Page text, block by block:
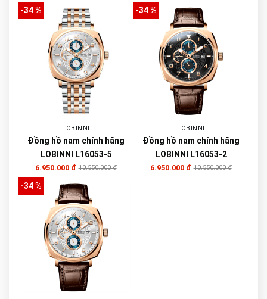
-34 %
LOBINNI
Đồng hồ nam chính hãng
LOBINNI L16053-5
6.950.000 đ 10.550.000 đ
-34 %
LOBINNI
Đồng hồ nam chính hãng
LOBINNI L16053-2
6.950.000 đ 10.550.000 đ
-34 %